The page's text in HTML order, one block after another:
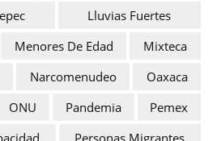
Lluvias Fuertes
Menores De Edad
Mixteca
Narcomenudeo
Oaxaca
ONU Pandemia
Pemex
Personas Migrantes